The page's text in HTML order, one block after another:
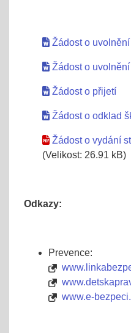
Žádost o
Žádost o
Žádost o přijetí
Žádost o odklad
Žádost o vydání
(Velikost: 26.91 kB)
Odkazy:
Prevence:
www.e-